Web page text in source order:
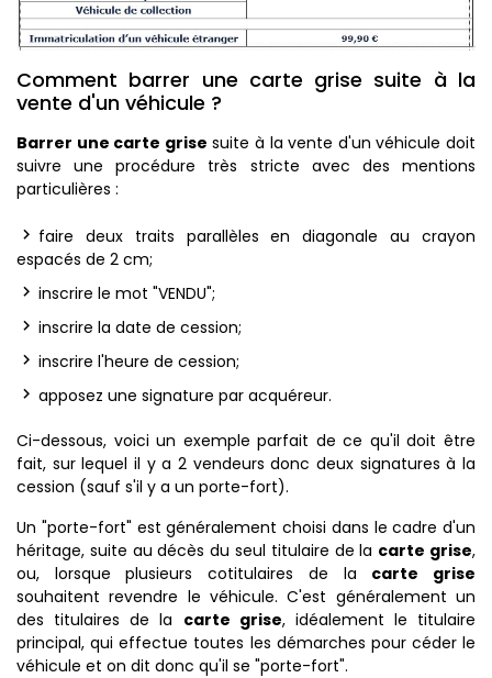
Comment barrer une carte grise suite à la
vente d'un véhicule ?
Barrer une carte grise suite à la vente d'un véhicule doit
suivre une procédure très stricte avec des mentions
particulières :
faire deux traits parallèles en diagonale au crayon
espacés de 2 cm;
inscrire le mot "VENDU";
inscrire la date de cession;
inscrire l'heure de cession;
apposez une signature par acquéreur.
Ci-dessous, voici un exemple parfait de ce qu'il doit être
fait, sur lequel il y a 2 vendeurs donc deux signatures à la
cession (sauf s'il y a un porte-fort).
Un "porte-fort" est généralement choisi dans le cadre d'un
héritage, suite au décès du seul titulaire de la carte grise,
ou, lorsque plusieurs cotitulaires de la carte grise
souhaitent revendre le véhicule. C'est généralement un
des titulaires de la carte grise, idéalement le titulaire
principal, qui effectue toutes les démarches pour céder le
véhicule et on dit donc qu'il se "porte-fort".